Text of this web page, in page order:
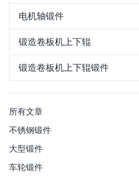
电机轴锻件
锻造卷板机上下辊
锻造卷板机上下辊锻件
所有文章
不锈钢锻件
大型锻件
车轮锻件